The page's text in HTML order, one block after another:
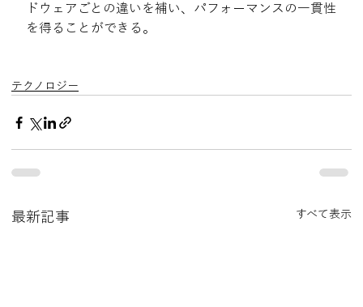
ドウェアごとの違いを補い、パフォーマンスの一貫性
を得ることができる。
テクノロジー
最新記事 すべて表示